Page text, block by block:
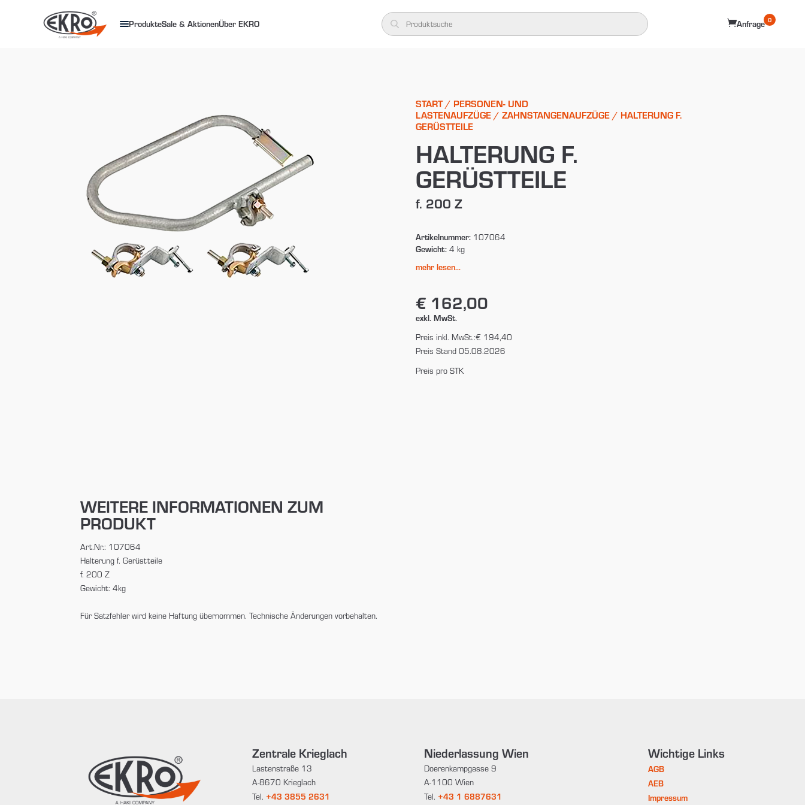
ProdukteSale & AktionenÜber EKRO Anfrage 0
START/ PERSONEN- UND
LASTENAUFZÜGE/ ZAHNSTANGENAUFZÜGE/ HALTERUNG F.
GERÜSTTEILE
HALTERUNG F.
GERÜSTTEILE
f. 200 Z
Artikelnummer:107064
Gewicht:4 kg
mehr lesen...
€ 162,00
exkl. MwSt.
Preis inkl. MwSt.:€ 194,40
Preis Stand 05.08.2026
Preis pro STK
WEITERE INFORMATIONEN ZUM
PRODUKT
Art.Nr.: 107064
Halterung f. Gerüstteile
f. 200 Z
Gewicht: 4kg
Für Satzfehler wird keine Haftung übernommen. Technische Änderungen vorbehalten.
Zentrale Krieglach
Lastenstraße 13
A-8670 Krieglach
Tel. +43 3855 2631
Niederlassung Wien
Doerenkampgasse 9
A-1100 Wien
Tel. +43 1 6887631
Wichtige Links
AGB
AEB
Impressum